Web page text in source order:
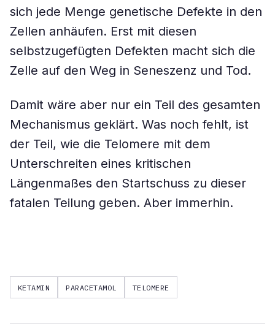
sich jede Menge genetische Defekte in den
Zellen anhäufen. Erst mit diesen
selbstzugefügten Defekten macht sich die
Zelle auf den Weg in Seneszenz und Tod.
Damit wäre aber nur ein Teil des gesamten
Mechanismus geklärt. Was noch fehlt, ist
der Teil, wie die Telomere mit dem
Unterschreiten eines kritischen
Längenmaßes den Startschuss zu dieser
fatalen Teilung geben. Aber immerhin.
KETAMIN PARACETAMOL TELOMERE